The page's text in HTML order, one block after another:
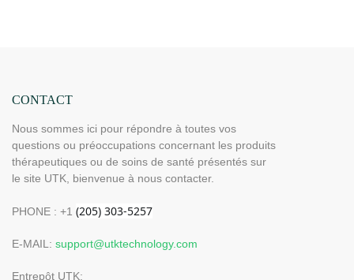
CONTACT
Nous sommes ici pour répondre à toutes vos
questions ou préoccupations concernant les produits
thérapeutiques ou de soins de santé présentés sur
le site UTK, bienvenue à nous contacter.
PHONE : +1
E-MAIL: support@utktechnology.com
Entrepôt UTK: